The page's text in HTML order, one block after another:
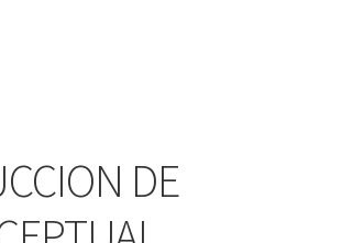
DE